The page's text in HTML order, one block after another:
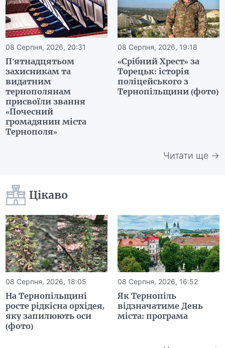
08 Серпня, 2026, 20:31
П'ятнадцятьом
захисникам та
видатним
тернополянам
присвоїли звання
«Почесний
громадянин міста
Тернополя»
08 Серпня, 2026, 19:18
«Срібний Хрест» за
Торецьк: історія
поліцейського з
Тернопільщини (фото)
Читати ще →
Цікаво
08 Серпня, 2026, 18:05
На Тернопільщині
росте рідкісна орхідея,
яку запилюють оси
(фото)
08 Серпня, 2026, 16:52
Як Тернопіль
відзначатиме День
міста: програма